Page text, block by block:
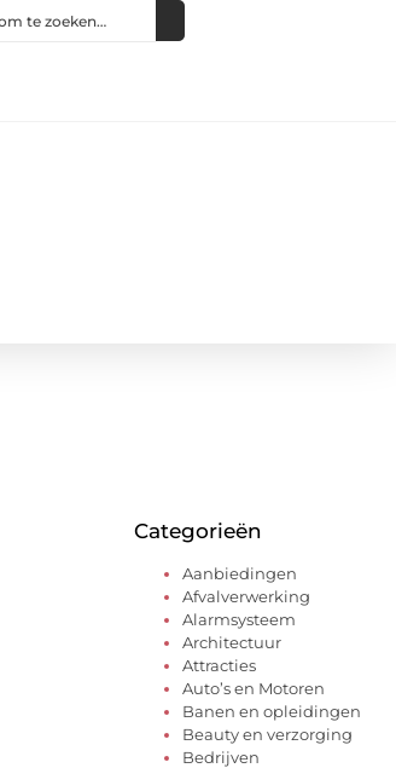
Categorieën
Aanbiedingen
Afvalverwerking
Alarmsysteem
Architectuur
Attracties
Auto’s en Motoren
Banen en opleidingen
Beauty en verzorging
Bedrijven